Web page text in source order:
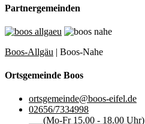
Partnergemeinden
Boos-Allgäu | Boos-Nahe
Ortsgemeinde Boos
ortsgemeinde@boos-eifel.de
02656/7334998
(Mo-Fr 15.00 - 18.00 Uhr)